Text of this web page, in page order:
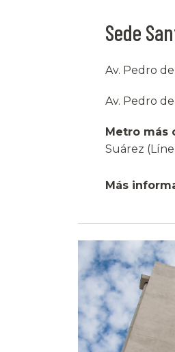
Sede
Av. Pedro
Av. Pedro
Metro más
Suárez
Más